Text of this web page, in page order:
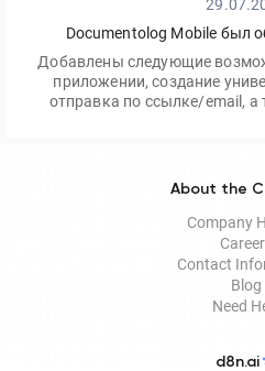
Documentolog Mobile был
Добавлены следующие
приложении, создание
отправка по ссылке/email, а
About the
Company
Contact
Blog
Need
d8n.ai